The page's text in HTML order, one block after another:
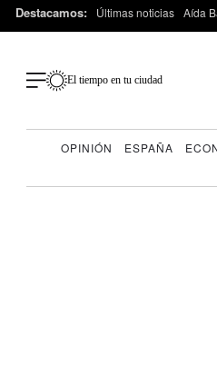
Destacamos: Últimas noticias Aída
El tiempo en tu ciudad
OPINIÓN ESPAÑA